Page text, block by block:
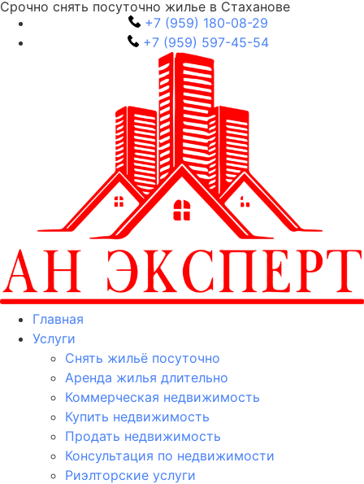
Срочно снять посуточно жилье в Стаханове
+7 (959) 180-08-29
+7 (959) 597-45-54
Главная
Услуги
Снять жильё посуточно
Аренда жилья длительно
Коммерческая недвижимость
Купить недвижимость
Продать недвижимость
Консультация по недвижимости
Риэлторские услуги